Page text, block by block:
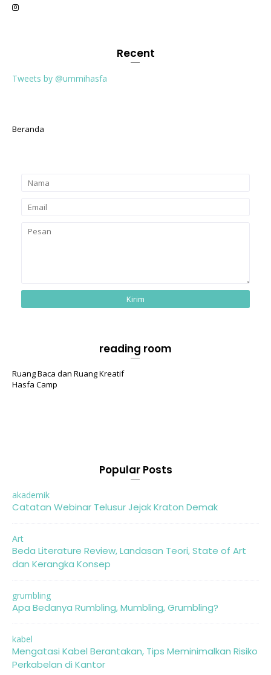
Recent
Tweets by @ummihasfa
Beranda
reading room
Ruang Baca dan Ruang Kreatif
Hasfa Camp
Popular Posts
akademik
Catatan Webinar Telusur Jejak Kraton Demak
Art
Beda Literature Review, Landasan Teori, State of Art
dan Kerangka Konsep
grumbling
Apa Bedanya Rumbling, Mumbling, Grumbling?
kabel
Mengatasi Kabel Berantakan, Tips Meminimalkan Risiko
Perkabelan di Kantor